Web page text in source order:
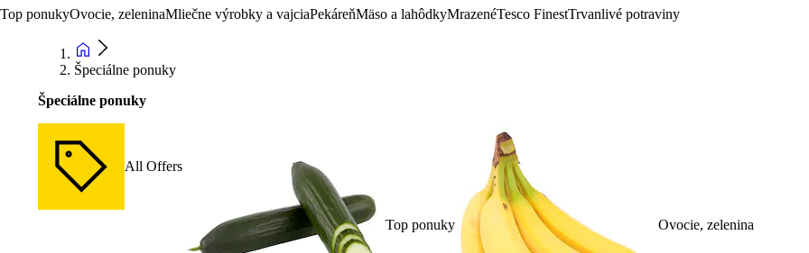
Top ponukyOvocie, zeleninaMliečne výrobky a vajciaPekáreňMäso a lahôdkyMrazenéTesco FinestTrvanlivé potraviny
Špeciálne ponuky
Špeciálne ponuky
All Offers
Top ponuky Ovocie, zelenina